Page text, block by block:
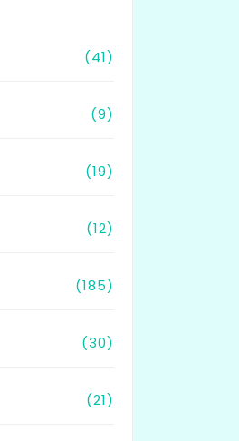
(41)
(9)
(19)
(12)
(185)
(30)
(21)